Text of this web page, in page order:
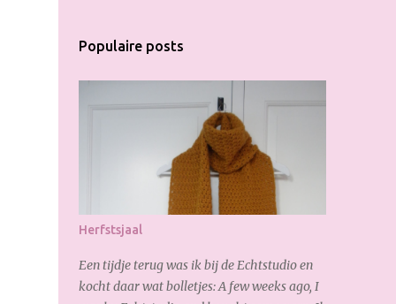
Populaire posts
Herfstsjaal
Een tijdje terug was ik bij de Echtstudio en
kocht daar wat bolletjes: A few weeks ago, I